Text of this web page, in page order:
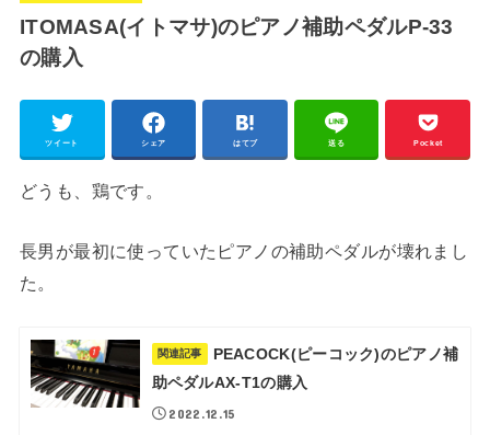
ITOMASA(イトマサ)のピアノ補助ペダルP-33
の購入
ツイート シェア はてブ 送る Pocket
どうも、鶏です。
長男が最初に使っていたピアノの補助ペダルが壊れまし
た。
関連記事
PEACOCK(ピーコック)のピアノ補
助ペダルAX-T1の購入
2022.12.15